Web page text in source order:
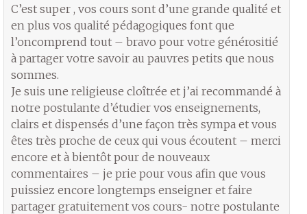
C’est super , vos cours sont d’une grande qualité et
en plus vos qualité pédagogiques font que
l’oncomprend tout – bravo pour votre générositié
à partager votre savoir au pauvres petits que nous
sommes.
Je suis une religieuse cloîtrée et j’ai recommandé à
notre postulante d’étudier vos enseignements,
clairs et dispensés d’une façon très sympa et vous
êtes très proche de ceux qui vous écoutent – merci
encore et à bientôt pour de nouveaux
commentaires – je prie pour vous afin que vous
puissiez encore longtemps enseigner et faire
partager gratuitement vos cours- notre postulante